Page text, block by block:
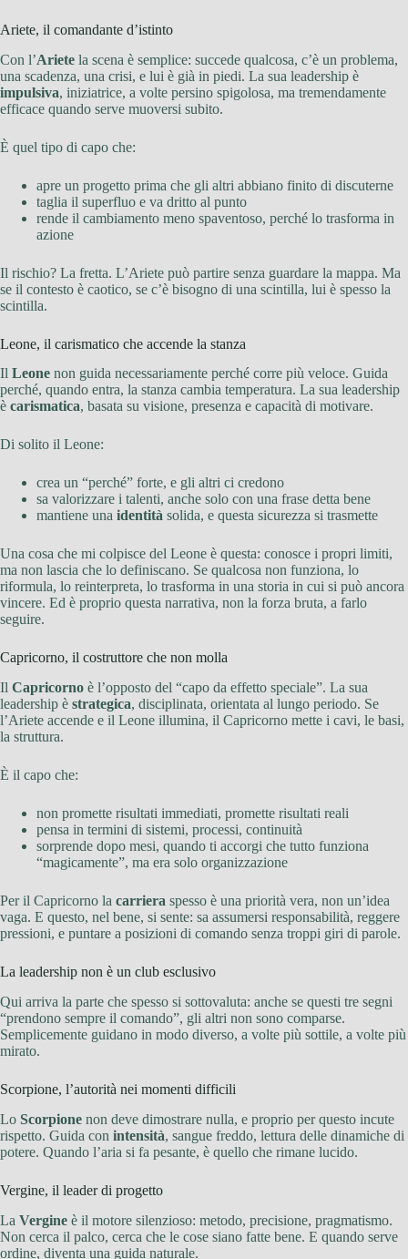
Ariete, il comandante d’istinto
Con l’Ariete la scena è semplice: succede qualcosa, c’è un problema,
una scadenza, una crisi, e lui è già in piedi. La sua leadership è
impulsiva, iniziatrice, a volte persino spigolosa, ma tremendamente
efficace quando serve muoversi subito.
È quel tipo di capo che:
apre un progetto prima che gli altri abbiano finito di discuterne
taglia il superfluo e va dritto al punto
rende il cambiamento meno spaventoso, perché lo trasforma in
azione
Il rischio? La fretta. L’Ariete può partire senza guardare la mappa. Ma
se il contesto è caotico, se c’è bisogno di una scintilla, lui è spesso la
scintilla.
Leone, il carismatico che accende la stanza
Il Leone non guida necessariamente perché corre più veloce. Guida
perché, quando entra, la stanza cambia temperatura. La sua leadership
è carismatica, basata su visione, presenza e capacità di motivare.
Di solito il Leone:
crea un “perché” forte, e gli altri ci credono
sa valorizzare i talenti, anche solo con una frase detta bene
mantiene una identità solida, e questa sicurezza si trasmette
Una cosa che mi colpisce del Leone è questa: conosce i propri limiti,
ma non lascia che lo definiscano. Se qualcosa non funziona, lo
riformula, lo reinterpreta, lo trasforma in una storia in cui si può ancora
vincere. Ed è proprio questa narrativa, non la forza bruta, a farlo
seguire.
Capricorno, il costruttore che non molla
Il Capricorno è l’opposto del “capo da effetto speciale”. La sua
leadership è strategica, disciplinata, orientata al lungo periodo. Se
l’Ariete accende e il Leone illumina, il Capricorno mette i cavi, le basi,
la struttura.
È il capo che:
non promette risultati immediati, promette risultati reali
pensa in termini di sistemi, processi, continuità
sorprende dopo mesi, quando ti accorgi che tutto funziona
“magicamente”, ma era solo organizzazione
Per il Capricorno la carriera spesso è una priorità vera, non un’idea
vaga. E questo, nel bene, si sente: sa assumersi responsabilità, reggere
pressioni, e puntare a posizioni di comando senza troppi giri di parole.
La leadership non è un club esclusivo
Qui arriva la parte che spesso si sottovaluta: anche se questi tre segni
“prendono sempre il comando”, gli altri non sono comparse.
Semplicemente guidano in modo diverso, a volte più sottile, a volte più
mirato.
Scorpione, l’autorità nei momenti difficili
Lo Scorpione non deve dimostrare nulla, e proprio per questo incute
rispetto. Guida con intensità, sangue freddo, lettura delle dinamiche di
potere. Quando l’aria si fa pesante, è quello che rimane lucido.
Vergine, il leader di progetto
La Vergine è il motore silenzioso: metodo, precisione, pragmatismo.
Non cerca il palco, cerca che le cose siano fatte bene. E quando serve
ordine, diventa una guida naturale.